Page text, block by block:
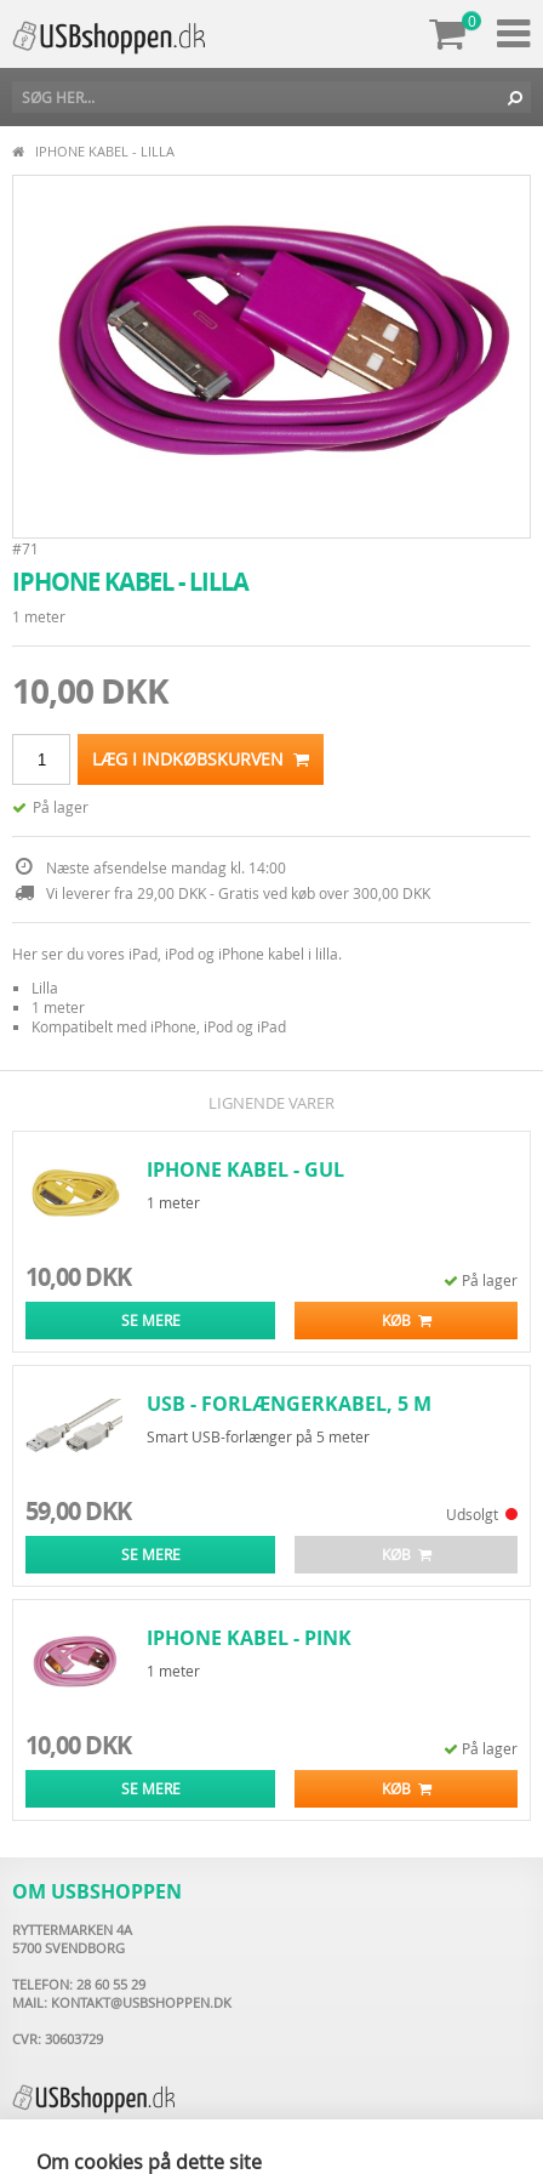
0
IPHONE KABEL - LILLA
#71
IPHONE KABEL - LILLA
1 meter
10,00 DKK
LÆG I INDKØBSKURVEN
På lager
Næste afsendelse mandag kl. 14:00
Vi leverer fra 29,00 DKK - Gratis ved køb over 300,00 DKK
Her ser du vores iPad, iPod og iPhone kabel i lilla.
Lilla
1 meter
Kompatibelt med iPhone, iPod og iPad
LIGNENDE VARER
IPHONE KABEL - GUL
1 meter
10,00 DKK På lager
SE MERE KØB
USB - FORLÆNGERKABEL, 5 M
Smart USB-forlænger på 5 meter
59,00 DKK Udsolgt
SE MERE KØB
IPHONE KABEL - PINK
1 meter
10,00 DKK På lager
SE MERE KØB
OM USBSHOPPEN
RYTTERMARKEN 4A
5700 SVENDBORG
TELEFON: 28 60 55 29
MAIL: KONTAKT@USBSHOPPEN.DK
CVR: 30603729
Om cookies på dette site